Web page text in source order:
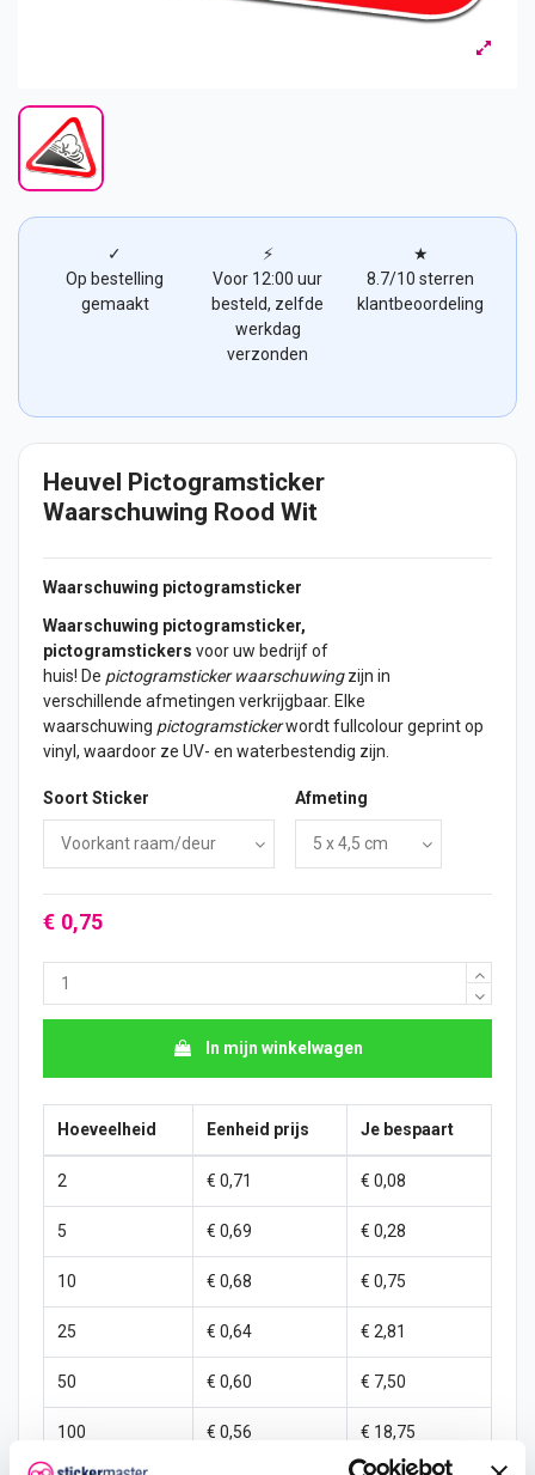
✓
Op bestelling
gemaakt
⚡
Voor 12:00 uur
besteld, zelfde
werkdag
verzonden
★
8.7/10 sterren
klantbeoordeling
Heuvel Pictogramsticker
Waarschuwing Rood Wit
Waarschuwing pictogramsticker
Waarschuwing pictogramsticker,
pictogramstickers voor uw bedrijf of
huis! De pictogramsticker waarschuwingzijn in
verschillende afmetingen verkrijgbaar. Elke
waarschuwing pictogramstickerwordt fullcolour geprint op
vinyl, waardoor ze UV- en waterbestendig zijn.
Soort Sticker Afmeting
€ 0,75
In mijn winkelwagen
Hoeveelheid Eenheid prijs Je bespaart
2 € 0,71 € 0,08
5 € 0,69 € 0,28
10 € 0,68 € 0,75
25 € 0,64 € 2,81
50 € 0,60 € 7,50
100 € 0,56 € 18,75